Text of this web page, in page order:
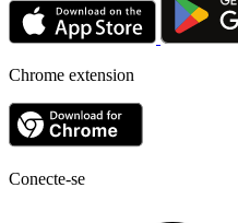
Chrome extension
Conecte-se